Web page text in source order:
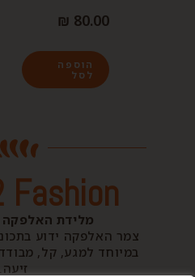
₪ 80.00
הוספה
לסל
Fashion
מלידת האלפקה
צמר האלפקה ידוע
במיוחד למגע, קל,
זיעה.